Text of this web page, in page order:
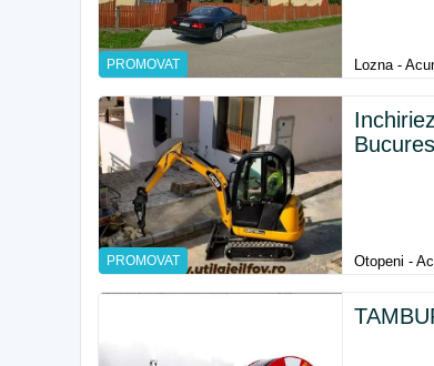
PROMOVAT Lozna -
PROMOVAT Otopeni -